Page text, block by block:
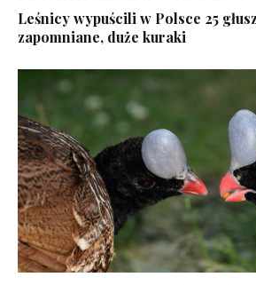
Leśnicy wypuścili w Polsce 25
zapomniane, duże kuraki